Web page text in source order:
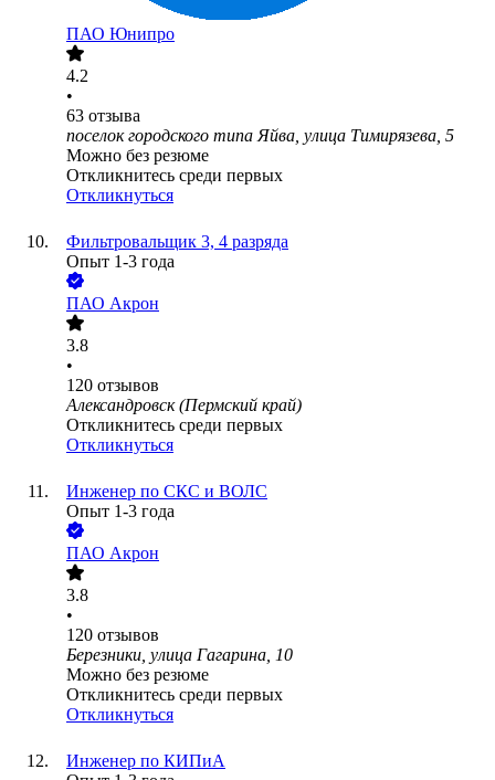
ПАО Юнипро
4.2
•
63 отзыва
поселок городского типа Яйва, улица Тимирязева, 5
Можно без резюме
Откликнитесь среди первых
Откликнуться
Фильтровальщик 3, 4 разряда
Опыт 1-3 года
ПАО Акрон
3.8
•
120 отзывов
Александровск (Пермский край)
Откликнитесь среди первых
Откликнуться
Инженер по СКС и ВОЛС
Опыт 1-3 года
ПАО Акрон
3.8
•
120 отзывов
Березники, улица Гагарина, 10
Можно без резюме
Откликнитесь среди первых
Откликнуться
Инженер по КИПиА